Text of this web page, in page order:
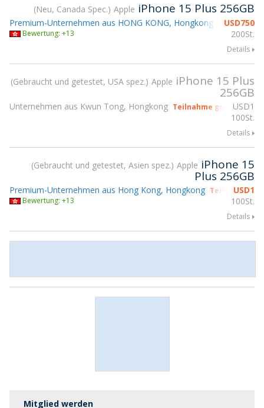
Neu, Canada Spec. Apple iPhone 15 Plus 256GB
USD750
200St.
Premium-Unternehmen aus HONG KONG, Hongkong
Teilnahme
Bewertung: +13
Details
Gebraucht und getestet, USA spez. Apple iPhone 15 Plus
256GB
USD1
100St.
Unternehmen aus Kwun Tong, Hongkong Teilnahme gsmX Hong
Details
Gebraucht und getestet, Asien spez. Apple iPhone 15
Plus 256GB
USD1
100St.
Premium-Unternehmen aus Hong Kong, Hongkong Teilnahme
Bewertung: +13
Details
Mitglied werden